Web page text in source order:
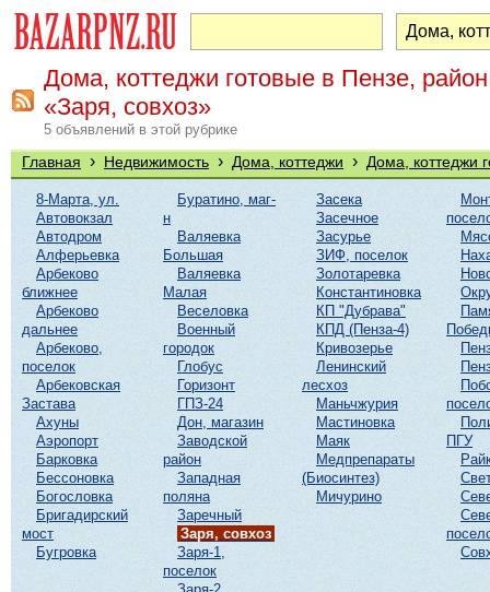
Дома, коттеджи готовые в Пензе, район
«Заря, совхоз»
5 объявлений в этой рубрике
Главная › Недвижимость › Дома, коттеджи › Дома, коттеджи
8-Марта, ул.
Автовокзал
Автодром
Алферьевка
Арбеково
ближнее
Арбеково
дальнее
Арбеково,
поселок
Арбековская
Застава
Ахуны
Аэропорт
Барковка
Бессоновка
Богословка
Бригадирский
мост
Бугровка
Буратино, маг-
н
Валяевка
Большая
Валяевка
Малая
Веселовка
Военный
городок
Глобус
Горизонт
ГПЗ-24
Дон, магазин
Заводской
район
Западная
поляна
Заречный
Заря, совхоз
Заря-1,
поселок
Засека
Засечное
Засурье
ЗИФ, поселок
Золотаревка
Константиновка
КП "Дубрава"
КПД (Пенза-4)
Кривозерье
Ленинский
лесхоз
Маньчжурия
Мастиновка
Маяк
Медпрепараты
(Биосинтез)
Мичурино
ПГУ